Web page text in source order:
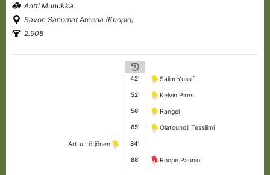
Antti Munukka
Savon Sanomat Areena (Kuopio)
2.908
42' Salim Yussif
52' Kelvin Pires
56' Rangel
65' Olatoundji Tessilimi
Arttu Lötjönen 84'
88' Roope Paunio